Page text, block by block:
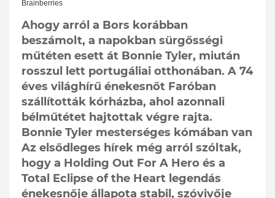
Ahogy arról a Bors korábban
beszámolt, a napokban sürgősségi
műtéten esett át Bonnie Tyler, miután
rosszul lett portugáliai otthonában. A 74
éves világhírű énekesnőt Faróban
szállították kórházba, ahol azonnali
bélműtétet hajtottak végre rajta.
Bonnie Tyler mesterséges kómában van
Az elsődleges hírek még arról szóltak,
hogy a Holding Out For A Hero és a
Total Eclipse of the Heart legendás
énekesnője állapota stabil, szóvivője